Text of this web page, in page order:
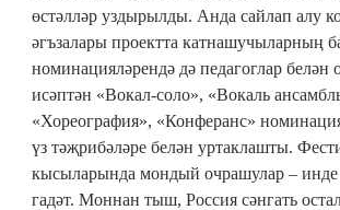
өстәлләр уздырылды. Анда сайлап алу
әгъзалары проектта катнашучыларның
номинацияләрендә дә педагоглар
исәптән «Вокал-соло», «Вокаль
«Хореография», «Конферанс»
үз тәҗрибәләре белән уртаклашты.
кысыларында мондый очрашулар – инде
гадәт. Моннан тыш, Россия сәнгать